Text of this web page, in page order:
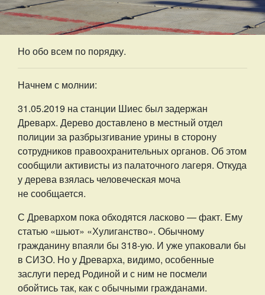
Но обо всем по порядку.
Начнем с молнии:
31.05.2019 на станции Шиес был задержан
Древарх. Дерево доставлено в местный отдел
полиции за разбрызгивание урины в сторону
сотрудников правоохранительных органов. Об этом
сообщили активисты из палаточного лагеря. Откуда
у дерева взялась человеческая моча
не сообщается.
С Древархом пока обходятся ласково — факт. Ему
статью «шьют» «Хулиганство». Обычному
гражданину впаяли бы 318-ую. И уже упаковали бы
в СИЗО. Но у Древарха, видимо, особенные
заслуги перед Родиной и с ним не посмели
обойтись так, как с обычными гражданами.